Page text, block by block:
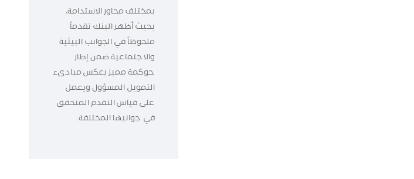
بمختلف محاور الاستدامة،
بحيث أظهر البنك تقدماً
ملحوظاً في الجوانب البيئية
والاجتماعية ضمن إطار
حوكمة مميز يعكس مبادىء
التمويل المسؤول ويعمل
على قياس التقدم المتحقق
في جوانبها المختلفة.